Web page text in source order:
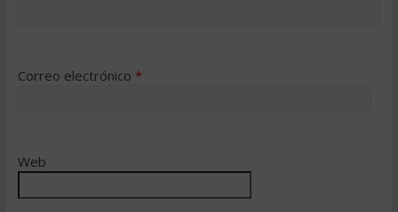
Correo electrónico *
Web